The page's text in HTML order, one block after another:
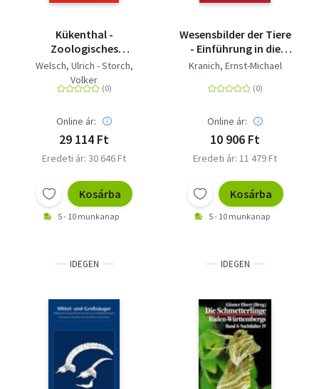
Kükenthal -
Zoologisches
Praktikum
Welsch, Ulrich - Storch,
Volker
Online ár:
29 114 Ft
Eredeti ár: 30 646 Ft
Kosárba
5 - 10 munkanap
Wesensbilder der Tiere
- Einführung in die
goetheanistische
Kranich, Ernst-Michael
Online ár:
10 906 Ft
Eredeti ár: 11 479 Ft
Kosárba
5 - 10 munkanap
IDEGEN IDEGEN